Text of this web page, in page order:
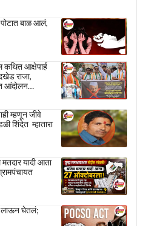
बाळ आलं,
कथित आक्षेपार्ह
राजा,
आंदोलन…
म्हणून जीवे
शिंदेत म्हातारा
यादी आता
लाऊन घेतलं;